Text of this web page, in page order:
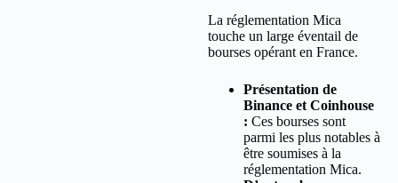
La réglementation Mica
touche un large éventail de
bourses opérant en France.
Présentation de
Binance et Coinhouse
: Ces bourses sont
parmi les plus notables à
être soumises à la
réglementation Mica.